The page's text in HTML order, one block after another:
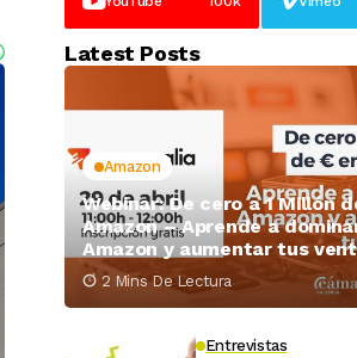
Latest Posts
Amazon
Webinar: De cero a 1 Millón
Amazon – Aprende a
Amazon y aumentar tus
2 Mins De Lectura
Entrevistas